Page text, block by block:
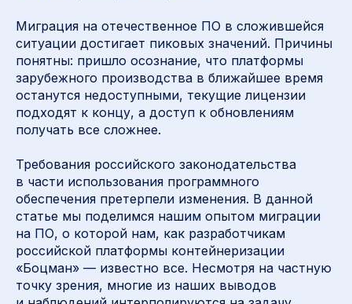
Миграция на отечественное ПО в сложившейся
ситуации достигает пиковых значений. Причины
понятны: пришло осознание, что платформы
зарубежного производства в ближайшее время
останутся недоступными, текущие лицензии
подходят к концу, а доступ к обновлениям
получать все сложнее.
Требования российского законодательства
в части использования программного
обеспечения претерпели изменения. В данной
статье мы поделимся нашим опытом миграции
на ПО, о которой нам, как разработчикам
российской платформы контейнеризации
«Боцман» — известно все. Несмотря на частную
точку зрения, многие из наших выводов